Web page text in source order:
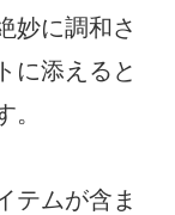
妙に調和さ
に添えると
テムが含ま